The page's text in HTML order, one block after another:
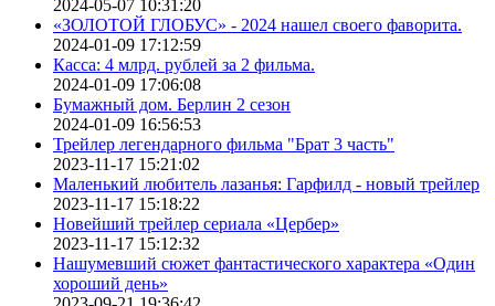
2024-05-07 10:31:20
«ЗОЛОТОЙ ГЛОБУС» - 2024 нашел своего фаворита.
2024-01-09 17:12:59
Касса: 4 млрд. рублей за 2 фильма.
2024-01-09 17:06:08
Бумажный дом. Берлин 2 сезон
2024-01-09 16:56:53
Трейлер легендарного фильма "Брат 3 часть"
2023-11-17 15:21:02
Маленький любитель лазанья: Гарфилд - новый трейлер
2023-11-17 15:18:22
Новейший трейлер сериала «Цербер»
2023-11-17 15:12:32
Нашумевший сюжет фантастического характера «Один
хороший день»